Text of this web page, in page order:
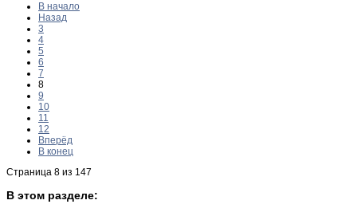
В начало
Назад
3
4
5
6
7
8
9
10
11
12
Вперёд
В конец
Страница 8 из 147
В этом разделе: